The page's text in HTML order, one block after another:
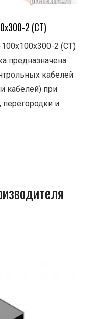
2 (СТ)
2 (СТ)
предназначена
кабелей
кабелей) при
и